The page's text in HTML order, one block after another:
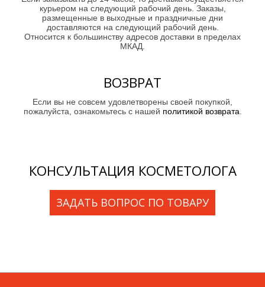
курьером на следующий рабочий день. Заказы,
размещенные в выходные и праздничные дни
доставляются на следующий рабочий день.
Относится к большинству адресов доставки в пределах
МКАД.
ВОЗВРАТ
Если вы не совсем удовлетворены своей покупкой,
пожалуйста, ознакомьтесь с нашей политикой возврата
КОНСУЛЬТАЦИЯ КОСМЕТОЛОГА
ЗАДАТЬ ВОПРОС ПО ТОВАРУ